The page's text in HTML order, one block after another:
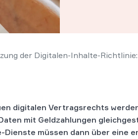
der Digitalen-Inhalte-
digitalen Vertragsrechts
mit Geldzahlungen
Dienste müssen dann über eine